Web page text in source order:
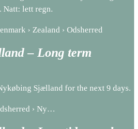
Natt: lett regn.
› Zealand › Odsherred
– Long term
Sjælland for the next 9 days.
› Ny…